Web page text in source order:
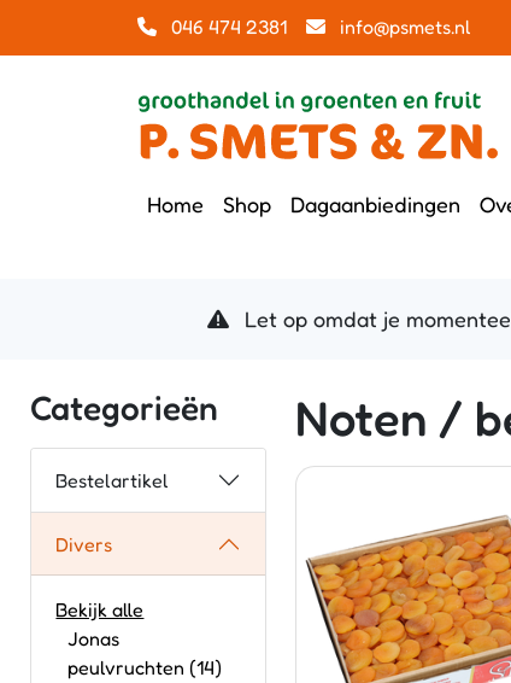
046 474 2381 info@psmets.nl
Home Shop Dagaanbiedingen
Let op omdat je
Categorieën
Bestelartikel
Divers
Bekijk alle
Jonas
peulvruchten (14)
Noten /